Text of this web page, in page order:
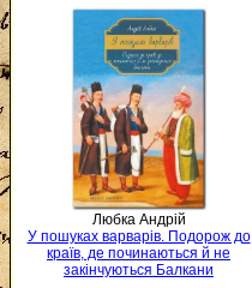
Любка Андрій
У пошуках варварів. Подорож до
країв, де починаються й не
закінчуються Балкани